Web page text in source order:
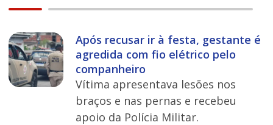
Após recusar ir à festa, gestante é
agredida com fio elétrico pelo
companheiro
Vítima apresentava lesões nos
braços e nas pernas e recebeu
apoio da Polícia Militar.